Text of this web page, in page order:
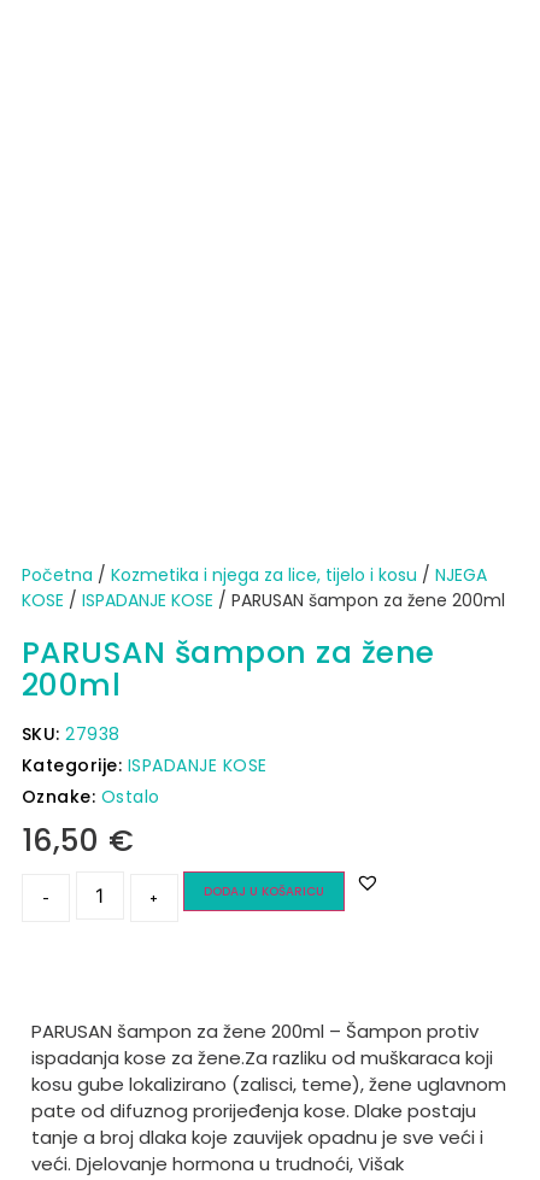
Početna / Kozmetika i njega za lice, tijelo i kosu / NJEGA
KOSE / ISPADANJE KOSE / PARUSAN šampon za žene 200ml
PARUSAN šampon za žene
200ml
SKU:27938
Kategorije: ISPADANJE KOSE
Oznake: Ostalo
16,50 €
- + DODAJ U KOŠARICU
PARUSAN šampon za žene 200ml – Šampon protiv
ispadanja kose za žene.Za razliku od muškaraca koji
kosu gube lokalizirano (zalisci, teme), žene uglavnom
pate od difuznog prorijeđenja kose. Dlake postaju
tanje a broj dlaka koje zauvijek opadnu je sve veći i
veći. Djelovanje hormona u trudnoći, Višak